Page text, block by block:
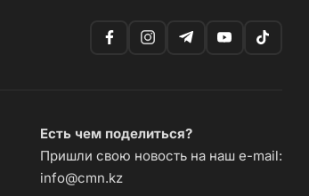
Есть чем поделиться?
Пришли свою новость на наш e-mail:
info@cmn.kz